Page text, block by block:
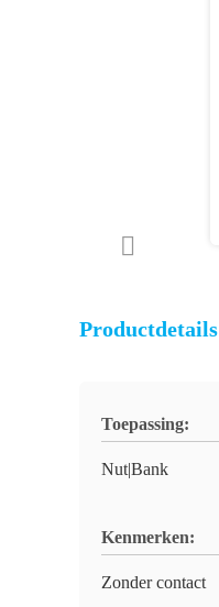
Productdetails
Toepassing:
Nut|Bank
Kenmerken:
Zonder contact